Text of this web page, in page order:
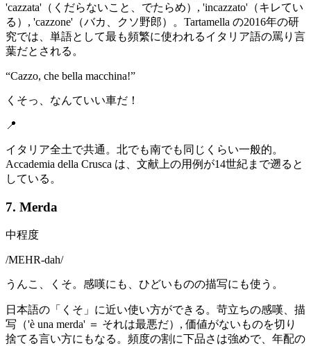
'cazzata'（くだらないこと、でたらめ）, 'incazzato'（キレてい
る）, 'cazzone'（バカ、クソ野郎）。Tartamella の2016年の研
究では、単語として最も頻繁に使われるイタリア語の罵り言
葉だとされる。
“Cazzo, che bella macchina!”
くそっ、なんていい車だ！
📍
イタリア全土で共通。北でも南でも同じくらい一般的。
Accademia della Crusca は、文献上の用例が14世紀まで遡ると
している。
7. Merda
中程度
/MEHR-dah/
うんこ、くそ。感嘆にも、ひどいものの描写にも使う。
日本語の「くそ」に近い使い方ができる。苛立ちの感嘆、描
写（'è una merda' ＝ それは最悪だ）, 価値がないものを切り
捨てる言い方にもなる。頻度の割に下品さは強めで、年配の